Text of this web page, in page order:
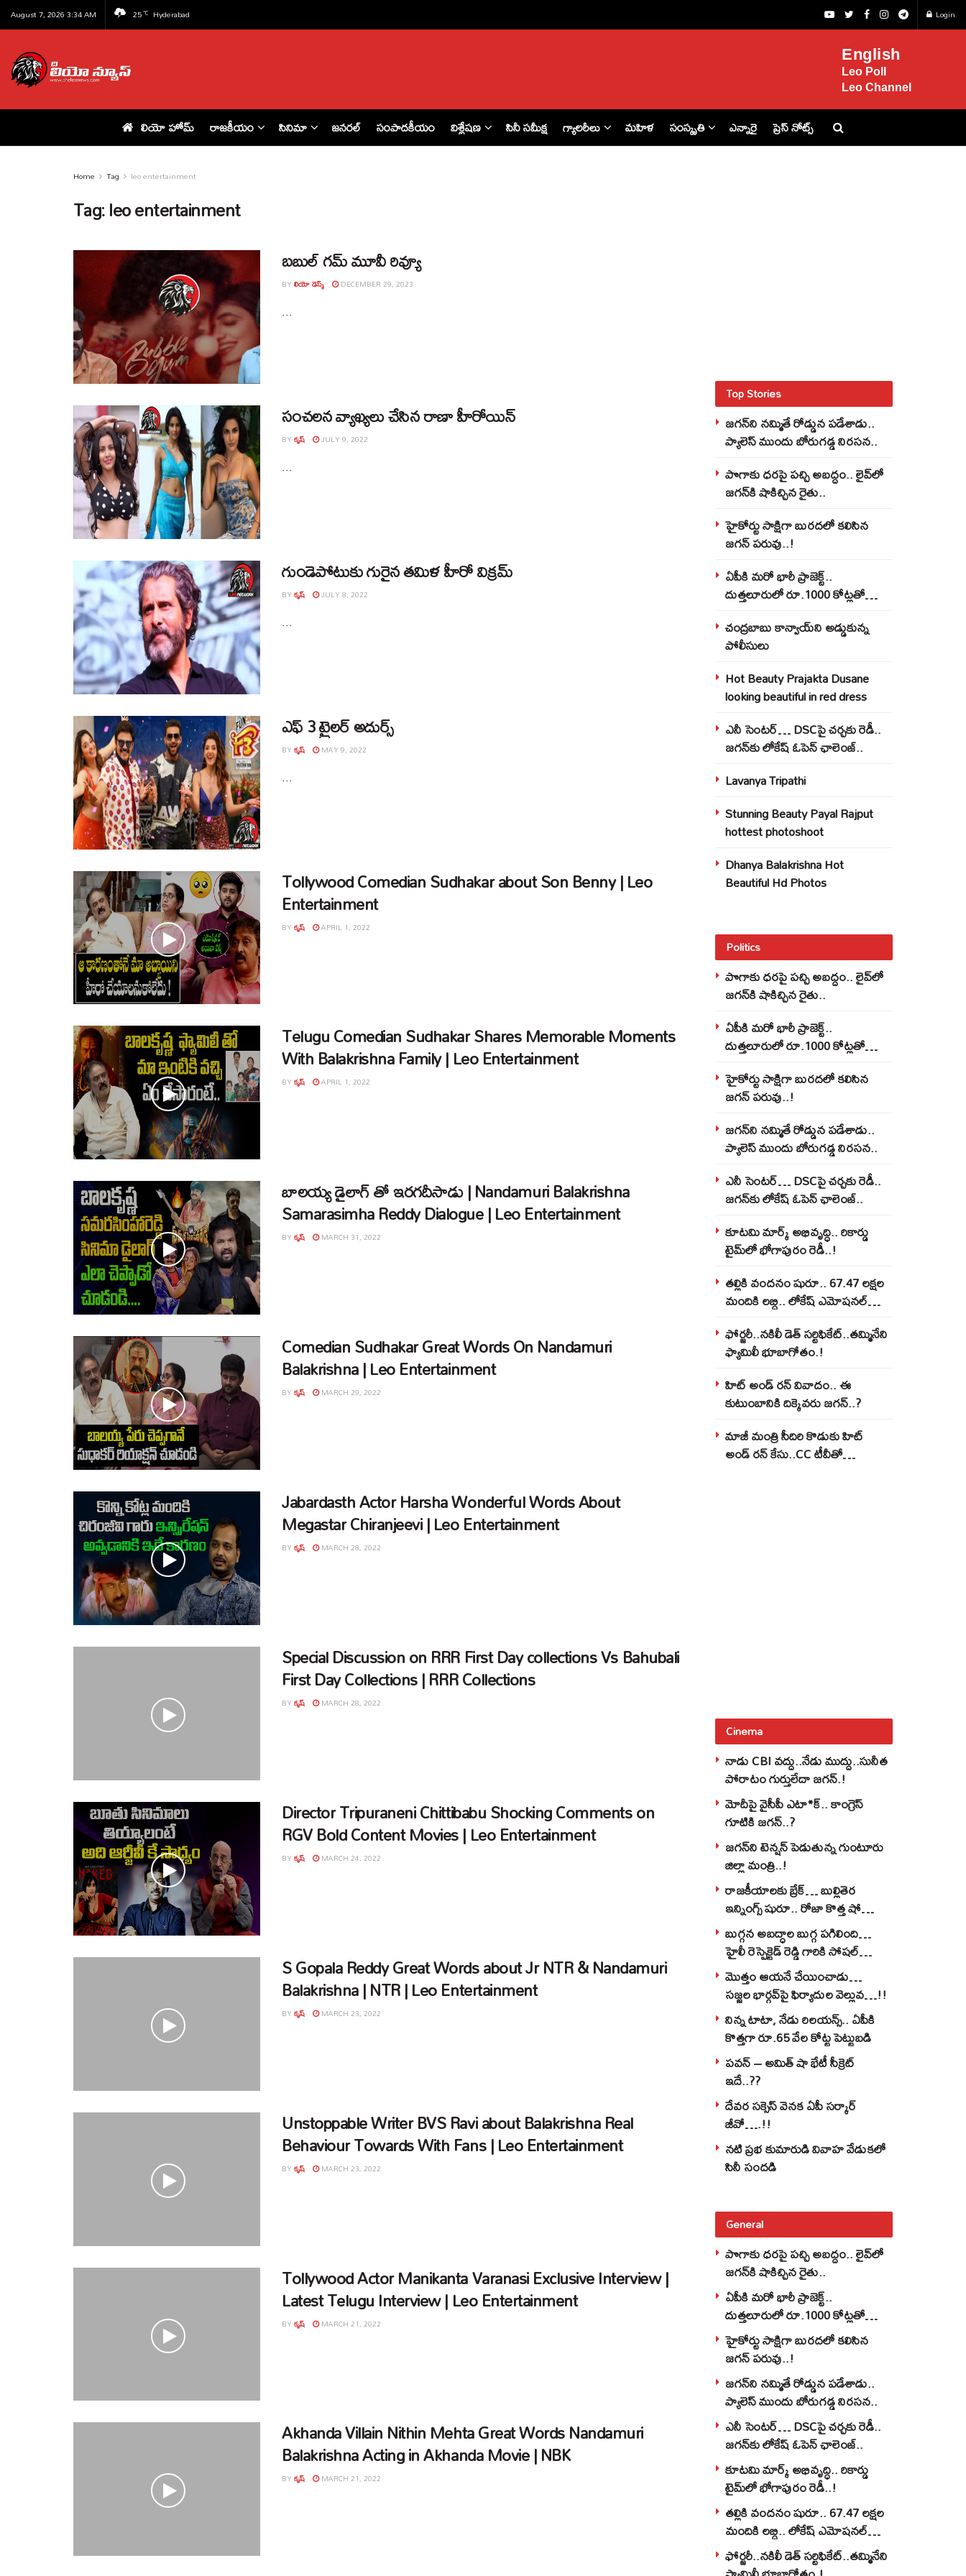
August 7, 2026 3:34 AM 25°C Hyderabad Login
English
Leo Poll
Leo Channel
లియో హోమ్ రాజకీయం సినిమా జనరల్ సంపాదకీయం విశ్లేషణ సినీ సమీక్ష గ్యాలరీలు మహిళ సంస్కృతి ఎన్నారై ప్రెస్ నోట్స్
Home Tag leo entertainment
Tag:leo entertainment
బబుల్ గమ్ మూవీ రివ్యూ
BY లియో డెస్క్ DECEMBER 29, 2023
...
సంచలన వ్యాఖ్యలు చేసిన రాణా హీరోయిన్
BY కృష్ JULY 9, 2022
...
గుండెపోటుకు గురైన తమిళ హీరో విక్రమ్
BY కృష్ JULY 8, 2022
...
ఎఫ్ 3 ట్రైలర్ అదుర్స్
BY కృష్ MAY 9, 2022
...
Tollywood Comedian Sudhakar about Son Benny | Leo
Entertainment
BY కృష్ APRIL 1, 2022
Telugu Comedian Sudhakar Shares Memorable Moments
With Balakrishna Family | Leo Entertainment
BY కృష్ APRIL 1, 2022
బాలయ్య డైలాగ్ తో ఇరగదీసాడు | Nandamuri Balakrishna
Samarasimha Reddy Dialogue | Leo Entertainment
BY కృష్ MARCH 31, 2022
Comedian Sudhakar Great Words On Nandamuri
Balakrishna | Leo Entertainment
BY కృష్ MARCH 29, 2022
Jabardasth Actor Harsha Wonderful Words About
Megastar Chiranjeevi | Leo Entertainment
BY కృష్ MARCH 28, 2022
Special Discussion on RRR First Day collections Vs Bahubali
First Day Collections | RRR Collections
BY కృష్ MARCH 28, 2022
Director Tripuraneni Chittibabu Shocking Comments on
RGV Bold Content Movies | Leo Entertainment
BY కృష్ MARCH 24, 2022
S Gopala Reddy Great Words about Jr NTR & Nandamuri
Balakrishna | NTR | Leo Entertainment
BY కృష్ MARCH 23, 2022
Unstoppable Writer BVS Ravi about Balakrishna Real
Behaviour Towards With Fans | Leo Entertainment
BY కృష్ MARCH 23, 2022
Tollywood Actor Manikanta Varanasi Exclusive Interview |
Latest Telugu Interview | Leo Entertainment
BY కృష్ MARCH 21, 2022
Akhanda Villain Nithin Mehta Great Words Nandamuri
Balakrishna Acting in Akhanda Movie | NBK
BY కృష్ MARCH 21, 2022
Top Stories
జగన్‌ని నమ్మితే రోడ్డున పడేశాడు..
ప్యాలెస్‌ ముందు బోరుగడ్డ నిరసన..
పొగాకు ధరపై పచ్చి అబద్దం.. లైవ్‌లో
జగన్‌కి షాకిచ్చిన రైతు..
హైకోర్టు సాక్షిగా బురదలో కలిసిన
జగన్ పరువు..!
ఏపీకి మరో భారీ ప్రాజెక్ట్..
దుత్తలూరులో రూ.1000 కోట్లతో
చంద్రబాబు కాన్వాయ్‌ని అడ్డుకున్న
పోలీసులు
Hot Beauty Prajakta Dusane
looking beautiful in red dress
ఎనీ సెంటర్‌… DSCపై చర్చకు రెడీ..
జగన్‌కు లోకేష్‌ ఓపెన్ ఛాలెంజ్..
Lavanya Tripathi
Stunning Beauty Payal Rajput
hottest photoshoot
Dhanya Balakrishna Hot
Beautiful Hd Photos
Politics
పొగాకు ధరపై పచ్చి అబద్దం.. లైవ్‌లో
జగన్‌కి షాకిచ్చిన రైతు..
ఏపీకి మరో భారీ ప్రాజెక్ట్..
దుత్తలూరులో రూ.1000 కోట్లతో
హైకోర్టు సాక్షిగా బురదలో కలిసిన
జగన్ పరువు..!
జగన్‌ని నమ్మితే రోడ్డున పడేశాడు..
ప్యాలెస్‌ ముందు బోరుగడ్డ నిరసన..
ఎనీ సెంటర్‌… DSCపై చర్చకు రెడీ..
జగన్‌కు లోకేష్‌ ఓపెన్ ఛాలెంజ్..
కూటమి మార్క్ అభివృద్ధి.. రికార్డు
టైమ్‌లో భోగాపురం రెడీ..!
తల్లికి వందనం షురూ.. 67.47 లక్షల
మందికి లబ్ధి.. లోకేష్‌ ఎమోషనల్
ఫోర్జరీ..నకిలీ డెత్ సర్టిఫికేట్..తమ్మినేని
ఫ్యామిలీ భూబాగోతం.!
హిట్ అండ్ రన్ వివాదం.. ఈ
కుటుంబానికి దిక్కెవరు జగన్..?
మాజీ మంత్రి సీదిరి కొడుకు హిట్
అండ్ రన్ కేసు..CC టీవీతో
Cinema
నాడు CBI వద్దు..నేడు ముద్దు..సునీత
పోరాటం గుర్తులేదా జగన్.!
మోదీపై వైసీపీ ఎటా*క్.. కాంగ్రెస్
గూటికి జగన్..?
జగన్‌ని టెన్షన్‌ పెడుతున్న గుంటూరు
జిల్లా మంత్రి..!
రాజకీయాలకు బ్రేక్… బుల్లితెర
ఇన్నింగ్స్ షురూ.. రోజా కొత్త షో
అట్టర్ ఫ్లాప్..??
బుగ్గన అబద్ధాల బుగ్గ పగిలింది…
హైలీ రెస్పెక్టెడ్‌ రెడ్డి గారికి సోషల్‌
వాతలు…!!
మొత్తం ఆయనే చేయించాడు…
సజ్జల భార్గవ్‌పై ఫిర్యాదుల వెల్లువ…!!
నిన్న టాటా, నేడు రిలయన్స్.. ఏపీకి
కొత్తగా రూ.65 వేల కోట్ట పెట్టుబడి
పవన్‌ – అమిత్‌ షా భేటీ సీక్రెట్‌
ఇదే..??
దేవర సక్సెస్‌ వెనక ఏపీ సర్కార్‌
జీవో….!!
నటి ప్రభ కుమారుడి వివాహ వేడుకలో
సినీ సందడి
General
పొగాకు ధరపై పచ్చి అబద్దం.. లైవ్‌లో
జగన్‌కి షాకిచ్చిన రైతు..
ఏపీకి మరో భారీ ప్రాజెక్ట్..
దుత్తలూరులో రూ.1000 కోట్లతో
మిస్సైల్స్ ఫ్యాక్టరీ..!
హైకోర్టు సాక్షిగా బురదలో కలిసిన
జగన్ పరువు..!
జగన్‌ని నమ్మితే రోడ్డున పడేశాడు..
ప్యాలెస్‌ ముందు బోరుగడ్డ నిరసన..
ఎనీ సెంటర్‌… DSCపై చర్చకు రెడీ..
జగన్‌కు లోకేష్‌ ఓపెన్ ఛాలెంజ్..
కూటమి మార్క్ అభివృద్ధి.. రికార్డు
టైమ్‌లో భోగాపురం రెడీ..!
తల్లికి వందనం షురూ.. 67.47 లక్షల
మందికి లబ్ధి.. లోకేష్‌ ఎమోషనల్
పోస్ట్‌.!
ఫోర్జరీ..నకిలీ డెత్ సర్టిఫికేట్..తమ్మినేని